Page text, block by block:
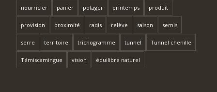
nourricier panier potager printemps produit
provision proximité radis relève saison semis
serre territoire trichogramme tunnel Tunnel chenille
Témiscamingue vision équilibre naturel